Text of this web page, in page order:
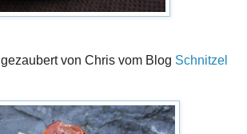
gezaubert von Chris vom Blog Schnitzel